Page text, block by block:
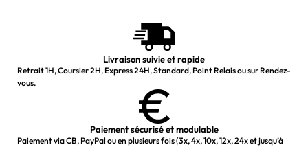
Livraison suivie et rapide
Retrait 1H, Coursier 2H, Express 24H, Standard, Point Relais ou sur Rendez-
vous.
Paiement sécurisé et modulable
Paiement via CB, PayPal ou en plusieurs fois (3x, 4x, 10x, 12x, 24x et jusqu’à